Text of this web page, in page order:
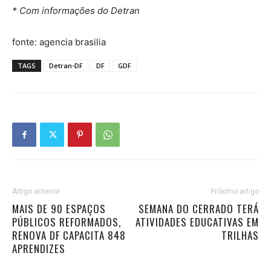
* Com informações do Detran
fonte: agencia brasilia
TAGS Detran-DF DF GDF
Artigo anterior
MAIS DE 90 ESPAÇOS
PÚBLICOS REFORMADOS,
RENOVA DF CAPACITA 848
APRENDIZES
Próximo artigo
SEMANA DO CERRADO TERÁ
ATIVIDADES EDUCATIVAS EM
TRILHAS